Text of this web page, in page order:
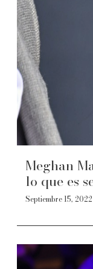
Meghan
lo que es
Septiembre 15, 2022